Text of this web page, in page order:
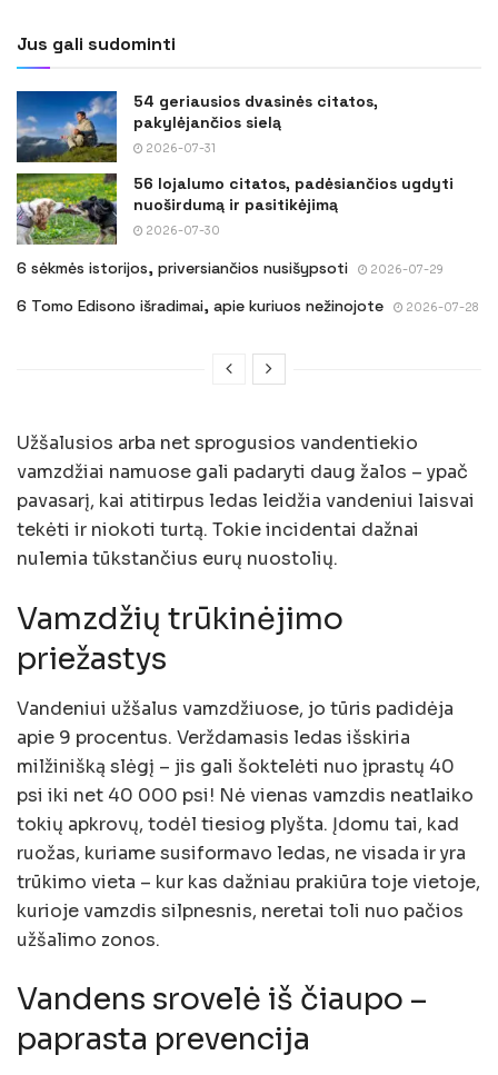
Jus gali sudominti
54 geriausios dvasinės citatos,
pakylėjančios sielą
2026-07-31
56 lojalumo citatos, padėsiančios ugdyti
nuoširdumą ir pasitikėjimą
2026-07-30
6 sėkmės istorijos, priversiančios nusišypsoti 2026-07-29
6 Tomo Edisono išradimai, apie kuriuos nežinojote 2026-07-28
Užšalusios arba net sprogusios vandentiekio
vamzdžiai namuose gali padaryti daug žalos – ypač
pavasarį, kai atitirpus ledas leidžia vandeniui laisvai
tekėti ir niokoti turtą. Tokie incidentai dažnai
nulemia tūkstančius eurų nuostolių.
Vamzdžių trūkinėjimo
priežastys
Vandeniui užšalus vamzdžiuose, jo tūris padidėja
apie 9 procentus. Verždamasis ledas išskiria
milžinišką slėgį – jis gali šoktelėti nuo įprastų 40
psi iki net 40 000 psi! Nė vienas vamzdis neatlaiko
tokių apkrovų, todėl tiesiog plyšta. Įdomu tai, kad
ruožas, kuriame susiformavo ledas, ne visada ir yra
trūkimo vieta – kur kas dažniau prakiūra toje vietoje,
kurioje vamzdis silpnesnis, neretai toli nuo pačios
užšalimo zonos.
Vandens srovelė iš čiaupo –
paprasta prevencija